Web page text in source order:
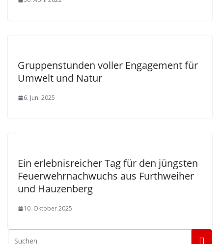
Gruppenstunden voller Engagement für
Umwelt und Natur
6. Juni 2025
Ein erlebnisreicher Tag für den jüngsten
Feuerwehrnachwuchs aus Furthweiher
und Hauzenberg
10. Oktober 2025